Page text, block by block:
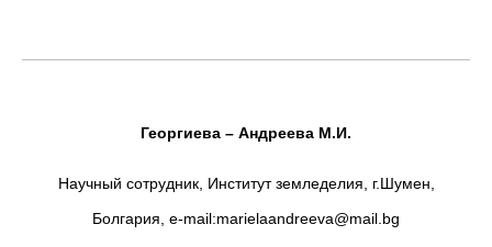
Георгиева – Андреева М.И.
Научный сотрудник, Институт земледелия, г.Шумен,
Болгария, e-mail:marielaandreeva@mail.bg